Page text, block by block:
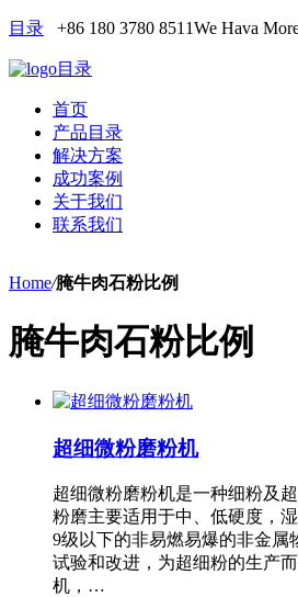
目录 +86 180 3780 8511We Hava
目录
首页
产品目录
解决方案
成功案例
关于我们
联系我们
Home/腌牛肉石粉比例
腌牛肉石粉比例
超细微粉磨粉机
超细微粉磨粉机是一种细粉及
粉磨主要适用于中、低硬度，
9级以下的非易燃易爆的非金属
试验和改进，为超细粉的生产
机，…